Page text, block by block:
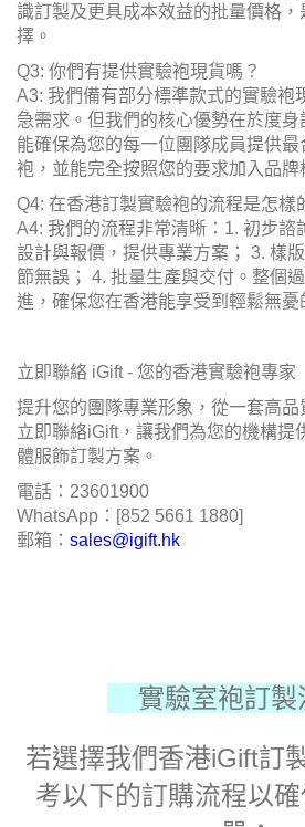
識訂製及更具成本效益的批量價格
擇。
Q3: 你們有提供實驗袍現貨嗎？
A3: 我們備有部分標準款式的實驗袍
急需求。但我們的核心優勢在於度
能確保為您的每一位團隊成員提供
袍，並能完全按照您的要求加入品牌
Q4: 在香港訂製實驗袍的流程是怎樣
A4: 我們的流程非常清晰：1. 初步諮
設計與報價，提供專業方案； 3. 樣
節無誤； 4. 批量生產與交付。整個
進，確保您在香港能享受到輕鬆無憂
立即聯絡 iGift - 您的香港實驗袍專家
提升您的團隊專業形象，從一套高品
立即聯絡iGift，讓我們為您的機構提
體服飾訂製方案。
電話：23601900
WhatsApp：[852 5661 1880]
郵箱： sales@igift.hk
實驗室袍訂
若選擇我們香港iGift訂
考以下的訂購流程以